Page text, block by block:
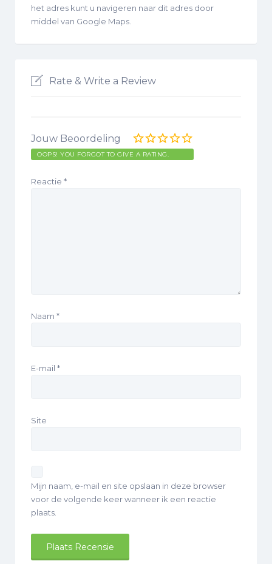
het adres kunt u navigeren naar dit adres door
middel van Google Maps.
Rate & Write a Review
Jouw Beoordeling
OOPS! YOU FORGOT TO GIVE A RATING.
Reactie *
Naam *
E-mail *
Site
Mijn naam, e-mail en site opslaan in deze browser
voor de volgende keer wanneer ik een reactie
plaats.